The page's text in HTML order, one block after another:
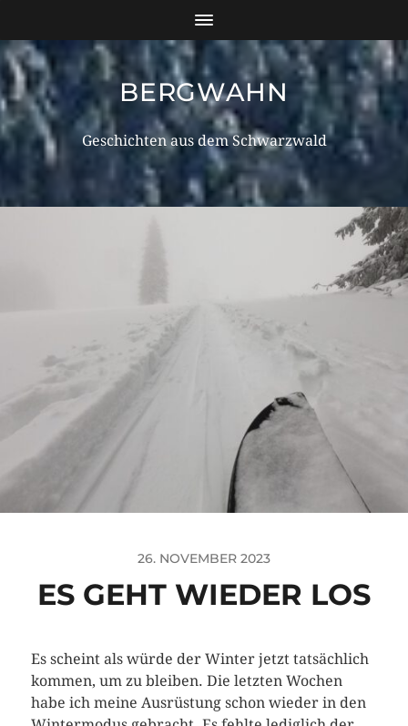
BERGWAHN
Geschichten aus dem Schwarzwald
26. NOVEMBER 2023
ES GEHT WIEDER LOS
Es scheint als würde der Winter jetzt tatsächlich
kommen, um zu bleiben. Die letzten Wochen
habe ich meine Ausrüstung schon wieder in den